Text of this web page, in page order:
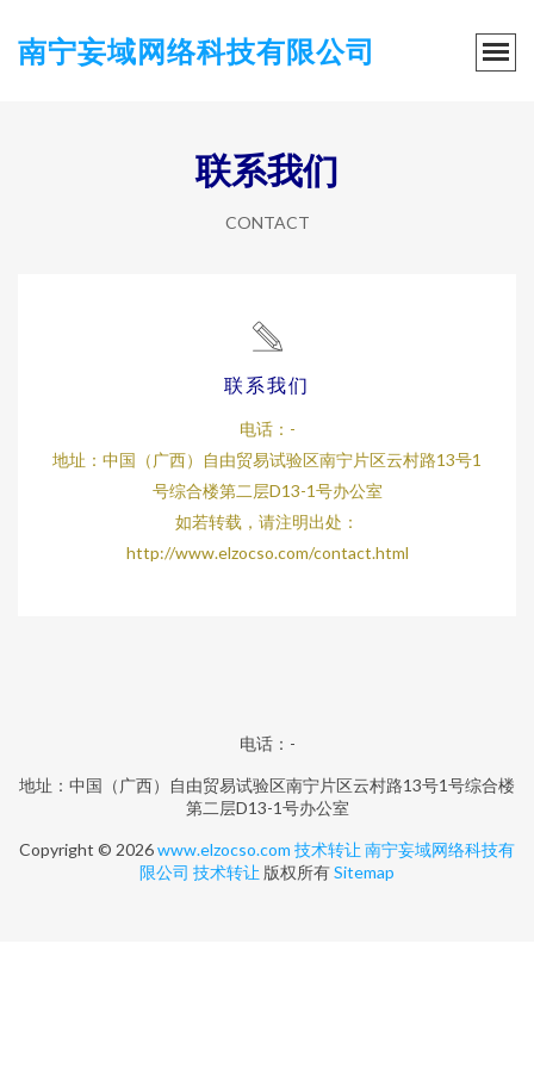
南宁妄域网络科技有限公司
联系我们
CONTACT
联系我们
电话：-
地址：中国（广西）自由贸易试验区南宁片区云村路13号1
号综合楼第二层D13-1号办公室
如若转载，请注明出处：
http://www.elzocso.com/contact.html
电话：-
地址：中国（广西）自由贸易试验区南宁片区云村路13号1号综合楼
第二层D13-1号办公室
Copyright © 2026www.elzocso.com 技术转让 南宁妄域网络科技有
限公司 技术转让 版权所有Sitemap